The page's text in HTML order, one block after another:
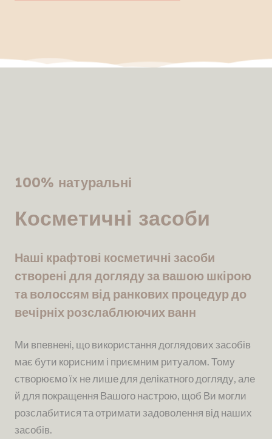
100% натуральні
Косметичні засоби
Наші крафтові косметичні засоби
створені для догляду за вашою шкірою
та волоссям від ранкових процедур до
вечірніх розслаблюючих ванн
Ми впевнені, що використання доглядових засобів
має бути корисним і приємним ритуалом. Тому
створюємо їх не лише для делікатного догляду, але
й для покращення Вашого настрою, щоб Ви могли
розслабитися та отримати задоволення від наших
засобів.